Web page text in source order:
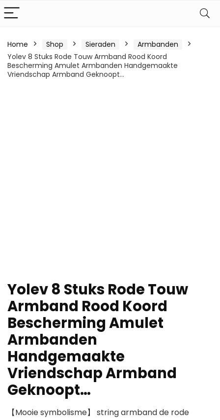
Home Shop Sieraden
Armbanden
Yolev 8 Stuks Rode Touw Armband Rood Koord
Bescherming Amulet Armbanden Handgemaakte
Vriendschap Armband Geknoopt…
Yolev 8 Stuks Rode Touw
Armband Rood Koord
Bescherming Amulet
Armbanden
Handgemaakte
Vriendschap Armband
Geknoopt…
【Mooie symbolisme】 string armband de rode